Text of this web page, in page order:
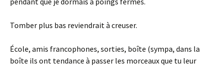
Tomber plus bas reviendrait à creuser.
École, amis francophones, sorties, boîte (sympa, dans la
boîte ils ont tendance à passer les morceaux que tu leur